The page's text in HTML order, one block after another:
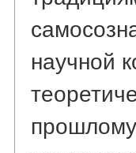
научной